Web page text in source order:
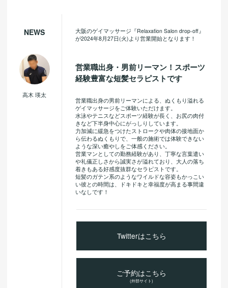
NEWS
高木 瑛太
大阪のゲイマッサージ『Relaxation Salon drop-off』
が2024年8月27日(火)より営業開始となります！
営業職出身・男前リーマン！スポーツ
経験豊富な短髪セラピストです
営業職出身の男前リーマンによる、ぬくもり溢れる
ゲイマッサージをご体験いただけます。
水泳やテニスなどスポーツ経験が長く、お尻の肉付
きなど下半身中心にがっしりしています。
力加減に緩急をつけたストロークや肉体の接地面か
ら伝わるぬくもりで、一般の施術では体験できない
ような深い癒やしをご体感ください。
営業マンとしての勤務経験があり、丁寧な言葉遣い
や礼儀正しさから誠実さが溢れており、大人の落ち
着きもある好感度抜群なセラピストです。
短髪のガテン系のようなワイルドな容姿もかっこい
い彼との時間は、ドキドキと幸福度が高まる事間違
いなしです！
Twitterはこちら
ご予約はこちら
(外部サイト)